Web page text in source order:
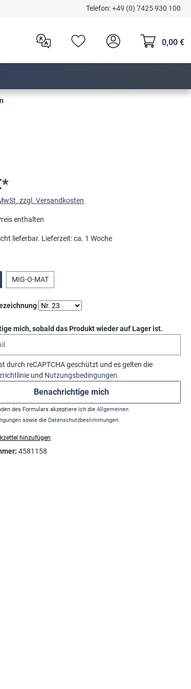
Telefon:+49 (0) 7425 930 100
0,00 €
zzgl. Versandkosten
enthalten
lieferbar. Lieferzeit: ca. 1 Woche
MIG-O-MAT
auswählen
mich, sobald das Produkt wieder auf Lager ist.
durch reCAPTCHA geschützt und es gelten die
und Nutzungsbedingungen.
Benachrichtige mich
des Formulars akzeptiere ich dieAllgemeinen
sowie die Datenschutzbestimmungen
hinzufügen
4581158